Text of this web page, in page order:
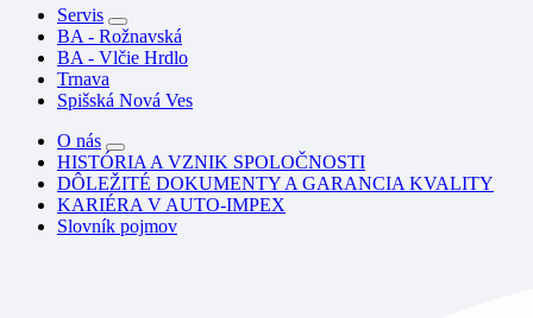
Servis
BA - Rožnavská
BA - Vlčie Hrdlo
Trnava
Spišská Nová Ves
O nás
HISTÓRIA A VZNIK SPOLOČNOSTI
DÔLEŽITÉ DOKUMENTY A GARANCIA KVALITY
KARIÉRA V AUTO-IMPEX
Slovník pojmov